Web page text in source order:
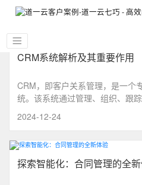
CRM系统解析及其重要作用
CRM，即客户关系管理，是一个
统。该系统通过管理、组织、跟
2024-12-24
探索智能化：合同管理的全